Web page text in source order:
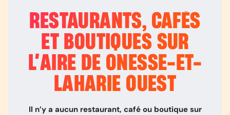
RESTAURANTS, CAFÉS
ET BOUTIQUES SUR
L’AIRE DE ONESSE-ET-
LAHARIE OUEST
Il n’y a aucun restaurant, café ou boutique sur